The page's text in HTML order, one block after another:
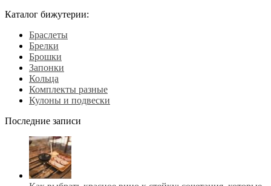
Каталог бижутерии:
Браслеты
Брелки
Брошки
Запонки
Кольца
Комплекты разные
Кулоны и подвески
Последние записи